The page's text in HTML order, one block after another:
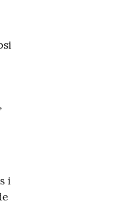
i